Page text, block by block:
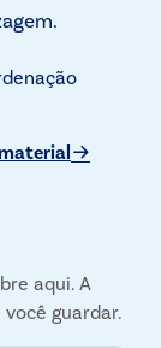
aqui. A
guardar.